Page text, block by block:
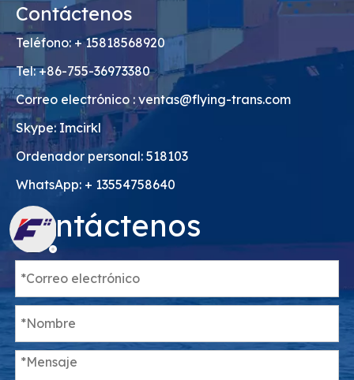
Contáctenos
Teléfono: + 15818568920
Tel: +86-755-36973380
Correo electrónico : ventas@flying-trans.com
Skype: Imcirkl
Ordenador personal: 518103
WhatsApp: + 13554758640
Contáctenos